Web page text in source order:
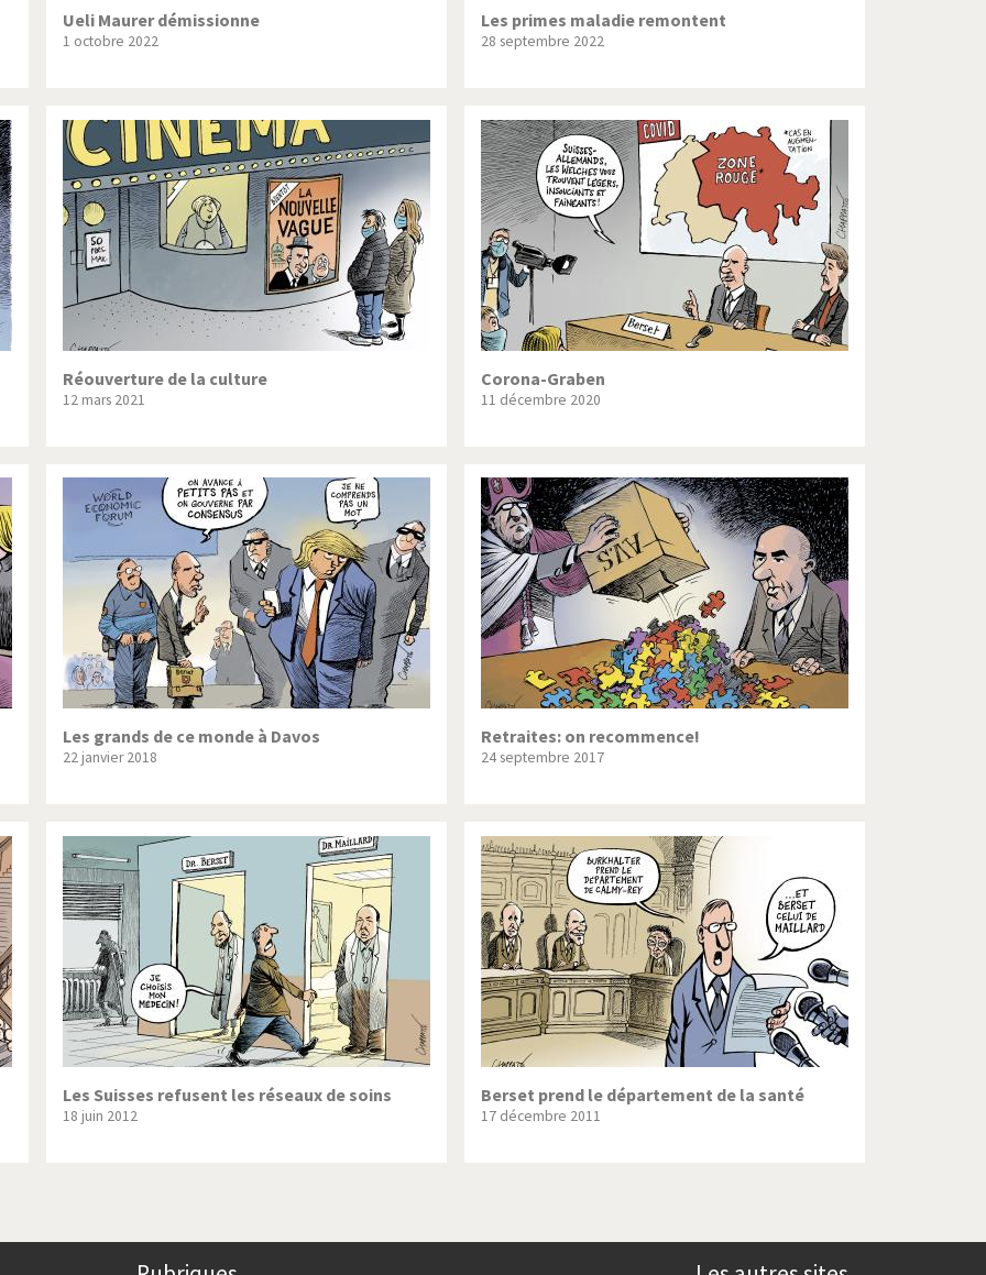
Le Best-Of Le boson de Higgs
suisse en Libye Pakistan incertain Pascal Couchepin
virus Pot-pourri SOS l'Europe!
Trump II Un monde de foot
Ueli Maurer démissionne
1 octobre 2022
Les primes maladie remontent
28 septembre 2022
Réouverture de la culture
12 mars 2021
Corona-Graben
11 décembre 2020
Les grands de ce monde à Davos
22 janvier 2018
Retraites: on recommence!
24 septembre 2017
Les Suisses refusent les réseaux de soins
18 juin 2012
Berset prend le département de la santé
17 décembre 2011